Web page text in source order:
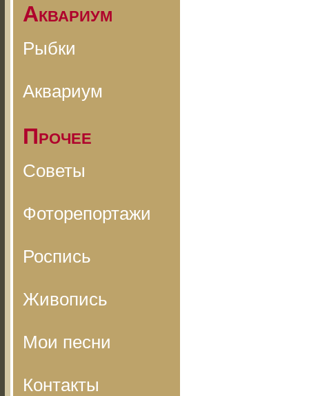
Аквариум
Рыбки
Аквариум
Прочее
Советы
Фоторепортажи
Роспись
Живопись
Мои песни
Контакты